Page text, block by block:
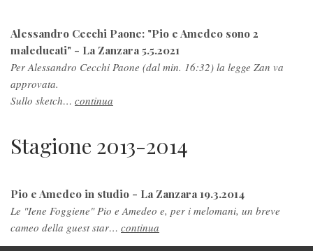
Alessandro Cecchi Paone: "Pio e Amedeo sono 2
maleducati" - La Zanzara 5.5.2021
Per Alessandro Cecchi Paone (dal min. 16:32) la legge Zan va
approvata.
Sullo sketch… continua
Stagione 2013-2014
Pio e Amedeo in studio - La Zanzara 19.3.2014
Le "Iene Foggiene" Pio e Amedeo e, per i melomani, un breve
cameo della guest star… continua